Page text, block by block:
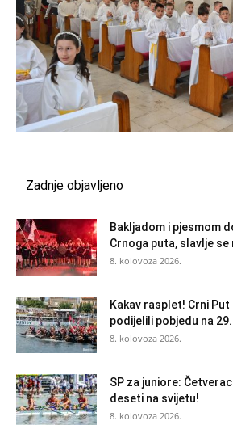
Zadnje objavljeno
Bakljadom i pjesmom
Crnoga puta, slavlje
8. kolovoza 2026.
Kakav rasplet! Crni Put
podijelili pobjedu na
8. kolovoza 2026.
SP za juniore:
deseti na svijetu!
8. kolovoza 2026.